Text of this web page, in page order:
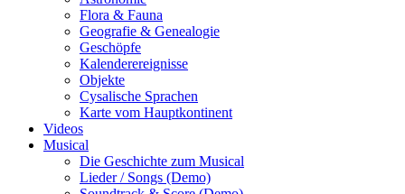
Flora & Fauna
Geografie & Genealogie
Geschöpfe
Kalenderereignisse
Objekte
Cysalische Sprachen
Karte vom Hauptkontinent
Videos
Musical
Die Geschichte zum Musical
Lieder / Songs (Demo)